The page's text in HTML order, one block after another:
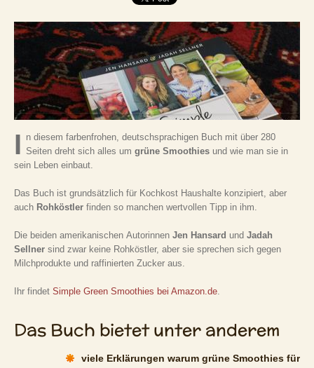
I n diesem farbenfrohen, deutschsprachigen Buch mit über 280
Seiten dreht sich alles um grüne Smoothies und wie man sie in
sein Leben einbaut.
Das Buch ist grundsätzlich für Kochkost Haushalte konzipiert, aber
auch Rohköstler finden so manchen wertvollen Tipp in ihm.
Die beiden amerikanischen Autorinnen Jen Hansard und Jadah
Sellner sind zwar keine Rohköstler, aber sie sprechen sich gegen
Milchprodukte und raffinierten Zucker aus.
Ihr findet Simple Green Smoothies bei Amazon.de
Das Buch bietet unter anderem
viele Erklärungen warum grüne Smoothies für